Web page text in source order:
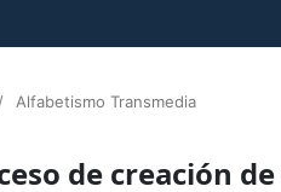
/ Alfabetismo Transmedia
de creación